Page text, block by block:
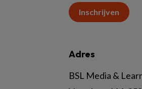
Inschrijven
Adres
BSL Media &